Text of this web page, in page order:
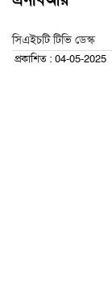
সিএইচটি টিভি ডেস্ক
প্রকাশিত : 04-05-2025